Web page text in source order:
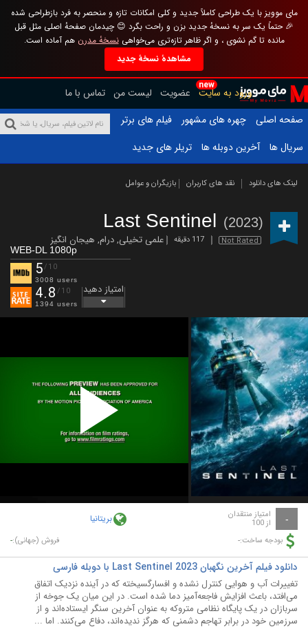
مای موویز با یک طراحی کاملاً جدید و کلی امکانات تازه و منحصر به فرد بازطراحی شده
🎉 حتماً یک سر به نسخهٔ جدید بزن و راحت بگرد 😊 چیدمان صفحهٔ اصلی مثل قبل
مانده تا گم نشوی ، و اگر ظاهر تازه‌تری می‌خواهینسخهٔ مدرن هم آماده است.
مشاهدهٔ نسخهٔ جدید
new
ورود به سایت عضویت لیست من تماس با ما
صفحه اصلی
چهره های مشهور
فیلم های برتر
سریال ها
آخرین دوبله ها تریلر های جدید
لینک های دانلود نقد های کاربران بازیگران و عوامل
Last Sentinel (2023)
Not Rated 117 دقیقه علمی تخیلی,درام, هیجان انگیز
WEB-DL 1080p
5/10
3008 users
4.8 /10
1394 users
امتیاز دهید
Play
Video
- امتیاز منتقدان
از 100 بریتانیا
بودجه ساخت:- فروش (جهانی):-
دانلود فیلم آخرین نگهبان Last Sentinel 2023 با دوبله فارسی
تغییرات آب و هوایی کنترل نشده و افسارگسیخته که در آینده نزدیک اتفاق
می‌افتد، باعث افزایش فاجعه‌آمیز دما شده است. در این میان یک جوخه از
سربازان در یک پایگاه نظامی متروکه به عنوان آخرین سنگر ایستاده‌اند و از
سرزمین خود در برابر تهاجم دشمنی که هرگز ندیده‌اند، دفاع می‌کنند. اما ...